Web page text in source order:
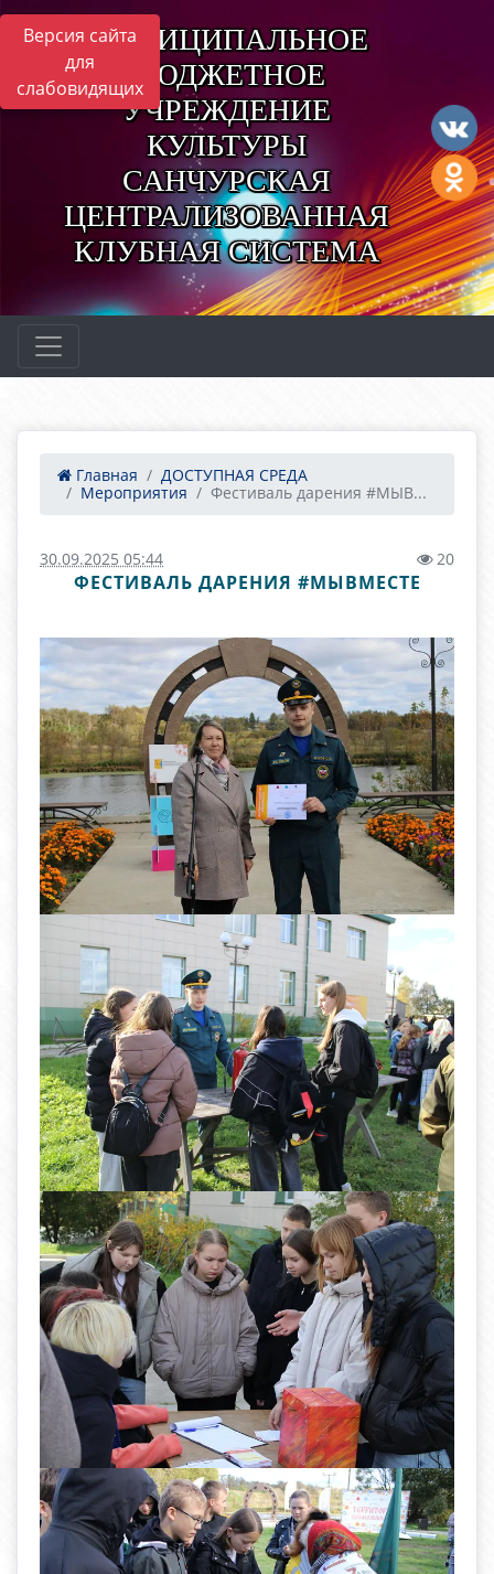
Версия сайта
для
слабовидящих
МУНИЦИПАЛЬНОЕ
БЮДЖЕТНОЕ
УЧРЕЖДЕНИЕ
КУЛЬТУРЫ
САНЧУРСКАЯ
ЦЕНТРАЛИЗОВАННАЯ
КЛУБНАЯ СИСТЕМА
Главная
ДОСТУПНАЯ СРЕДА
Мероприятия
Фестиваль дарения #МЫВ...
30.09.2025 05:44 20
ФЕСТИВАЛЬ ДАРЕНИЯ #МЫВМЕСТЕ